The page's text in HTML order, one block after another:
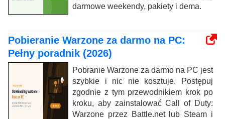
darmowe weekendy, pakiety i dema.
Pobieranie Warzone za darmo na PC:
Pełny poradnik (2026)
Pobranie Warzone za darmo na PC jest
szybkie i nic nie kosztuje. Postępuj
zgodnie z tym przewodnikiem krok po
kroku, aby zainstalować Call of Duty:
Warzone przez Battle.net lub Steam i